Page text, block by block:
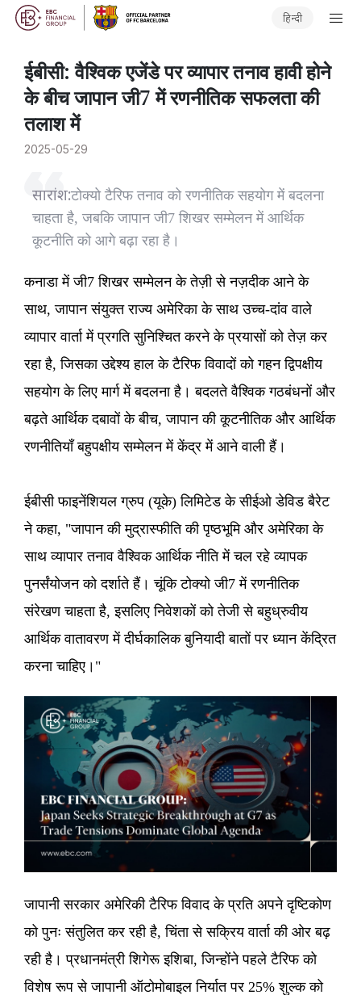
हिन्दी
​ईबीसी: वैश्विक एजेंडे पर व्यापार तनाव हावी होने
के बीच जापान जी7 में रणनीतिक सफलता की
तलाश में
2025-05-29
सारांश:​टोक्यो टैरिफ तनाव को रणनीतिक सहयोग में बदलना
चाहता है, जबकि जापान जी7 शिखर सम्मेलन में आर्थिक
कूटनीति को आगे बढ़ा रहा है।
कनाडा में जी7 शिखर सम्मेलन के तेज़ी से नज़दीक आने के
साथ, जापान संयुक्त राज्य अमेरिका के साथ उच्च-दांव वाले
व्यापार वार्ता में प्रगति सुनिश्चित करने के प्रयासों को तेज़ कर
रहा है, जिसका उद्देश्य हाल के टैरिफ विवादों को गहन द्विपक्षीय
सहयोग के लिए मार्ग में बदलना है। बदलते वैश्विक गठबंधनों और
बढ़ते आर्थिक दबावों के बीच, जापान की कूटनीतिक और आर्थिक
रणनीतियाँ बहुपक्षीय सम्मेलन में केंद्र में आने वाली हैं।
ईबीसी फाइनेंशियल ग्रुप (यूके) लिमिटेड के सीईओ डेविड बैरेट
ने कहा, "जापान की मुद्रास्फीति की पृष्ठभूमि और अमेरिका के
साथ व्यापार तनाव वैश्विक आर्थिक नीति में चल रहे व्यापक
पुनर्संयोजन को दर्शाते हैं। चूंकि टोक्यो जी7 में रणनीतिक
संरेखण चाहता है, इसलिए निवेशकों को तेजी से बहुध्रुवीय
आर्थिक वातावरण में दीर्घकालिक बुनियादी बातों पर ध्यान केंद्रित
करना चाहिए।"
जापानी सरकार अमेरिकी टैरिफ विवाद के प्रति अपने दृष्टिकोण
को पुनः संतुलित कर रही है, चिंता से सक्रिय वार्ता की ओर बढ़
रही है। प्रधानमंत्री शिगेरू इशिबा, जिन्होंने पहले टैरिफ को
विशेष रूप से जापानी ऑटोमोबाइल निर्यात पर 25% शुल्क को